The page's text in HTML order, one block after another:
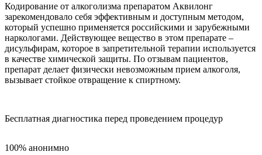
Кодирование от алкоголизма препаратом Аквилонг
зарекомендовало себя эффективным и доступным методом,
который успешно применяется российскими и зарубежными
наркологами. Действующее вещество в этом препарате –
дисульфирам, которое в запретительной терапии используется
в качестве химической защиты. По отзывам пациентов,
препарат делает физически невозможным прием алкоголя,
вызывает стойкое отвращение к спиртному.
Бесплатная диагностика перед проведением процедур
100% анонимно